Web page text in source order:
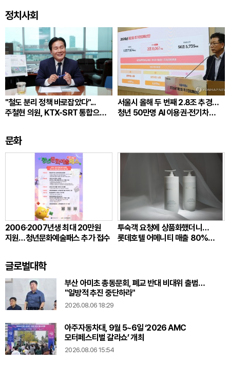
정치사회
"철도 분리 정책 바로잡았다"...
주철현 의원, KTX-SRT 통합으로
서울시 올해 두 번째 2.8조 추경…
청년 50만명 AI 이용권·전기차
문화
2006·2007년생 최대 20만원
지원…청년문화예술패스 추가 접수
투숙객 요청에 상품화했더니…
롯데호텔 어메니티 매출 80%
글로벌대학
부산 아미초 총동문회, 폐교 반대 비대위 출범…
"일방적 추진 중단하라"
2026.08.06 18:29
아주자동차대, 9월 5~6일 ‘2026 AMC
모터페스티벌 갈라쇼’ 개최
2026.08.06 15:54